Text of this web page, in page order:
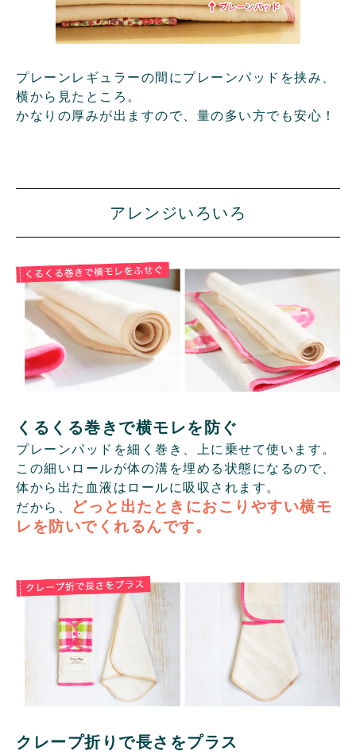
プレーンレギュラーの間にプレーンパッドを挟み、
横から見たところ。
かなりの厚みが出ますので、量の多い方でも安心！
アレンジいろいろ
くるくる巻きで横モレを防ぐ
プレーンパッドを細く巻き、上に乗せて使います。
この細いロールが体の溝を埋める状態になるので、
体から出た血液はロールに吸収されます。
だから、
どっと出たときにおこりやすい横モ
レを防いでくれるんです。
クレープ折りで長さをプラス